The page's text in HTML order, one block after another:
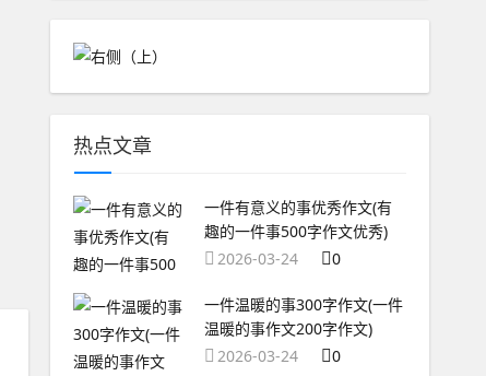
热点文章
一件有意义的事优秀作文(有
趣的一件事500字作文优秀)
2026-03-24
0
一件温暖的事300字作文(一件
温暖的事作文200字作文)
2026-03-24
0